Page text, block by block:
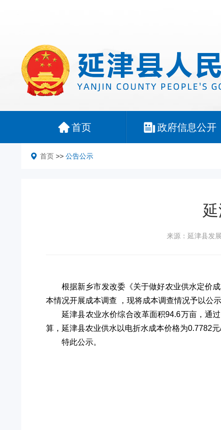
首页 政府信息公开
首页 >> 公告公示
来源：延津县发
根据新乡市发改委《关于做好农业供水定价
本情况开展成本调查 ，现将成本调查情况予以公
延津县农业水价综合改革面积94.6万亩，通
算，延津县农业供水以电折水成本价格为0.7782
特此公示。